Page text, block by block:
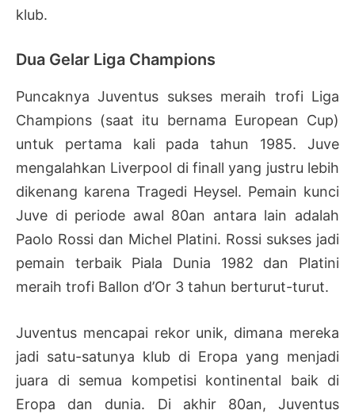
klub.
Dua Gelar Liga Champions
Puncaknya Juventus sukses meraih trofi Liga
Champions (saat itu bernama European Cup)
untuk pertama kali pada tahun 1985. Juve
mengalahkan Liverpool di finall yang justru lebih
dikenang karena Tragedi Heysel. Pemain kunci
Juve di periode awal 80an antara lain adalah
Paolo Rossi dan Michel Platini. Rossi sukses jadi
pemain terbaik Piala Dunia 1982 dan Platini
meraih trofi Ballon d’Or 3 tahun berturut-turut.
Juventus mencapai rekor unik, dimana mereka
jadi satu-satunya klub di Eropa yang menjadi
juara di semua kompetisi kontinental baik di
Eropa dan dunia. Di akhir 80an, Juventus